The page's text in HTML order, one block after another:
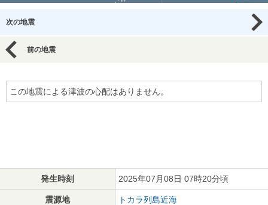
次の地震
前の地震
この地震による津波の心配はありません。
発生時刻 2025年07月08日 07時20分頃
震源地 トカラ列島近海